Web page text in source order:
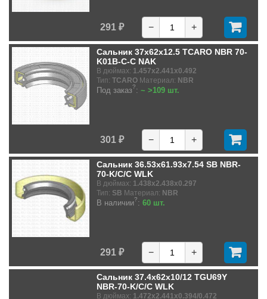
291 ₽ − +
Сальник 37x62x12.5 TCARO NBR 70-
K01B-C-C NAK
В дюймах: 1.457x2.441x0.492
Тип: TCARO Материал: NBR
Под заказ?: ~ >109 шт.
301 ₽ − +
Сальник 36.53x61.93x7.54 SB NBR-
70-K/C/C WLK
В дюймах: 1.438x2.438x0.297
Тип: SB Материал: NBR
В наличии?: 60 шт.
291 ₽ − +
Сальник 37.4x62x10/12 TGU69Y
NBR-70-K/C/C WLK
В дюймах: 1.472x2.441x0.394/0.472